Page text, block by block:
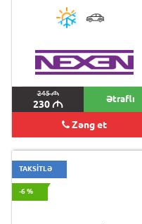
245M
230M Ətraflı
Zəng et
TAKSİTLƏ
-6 %